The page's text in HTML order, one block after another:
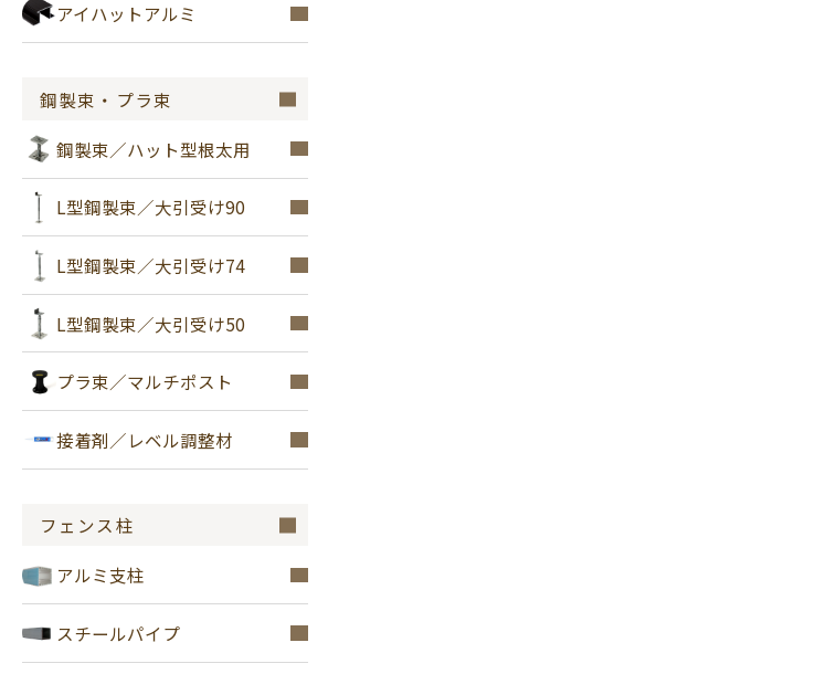
アイハットアルミ
鋼製束・プラ束
鋼製束／ハット型根太用
L型鋼製束／大引受け90
L型鋼製束／大引受け74
L型鋼製束／大引受け50
プラ束／マルチポスト
接着剤／レベル調整材
フェンス柱
アルミ支柱
スチールパイプ